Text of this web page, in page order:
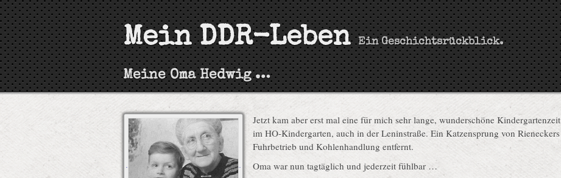
Mein DDR-Leben Ein Geschichtsrückblick.
Meine Oma Hedwig …
Jetzt kam aber erst mal eine für mich sehr lange, wunderschöne Kindergartenzeit
im HO-Kindergarten, auch in der Leninstraße. Ein Katzensprung von Rieneckers
Fuhrbetrieb und Kohlenhandlung entfernt.
Oma war nun tagtäglich und jederzeit fühlbar …